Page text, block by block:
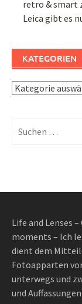
retro & smart
Leica gibt es
KATEGORIEN
Kategorien
nach:
Life and Lenses
moments – Ich
dient dem
Fotoapparten
unterwegs und
und